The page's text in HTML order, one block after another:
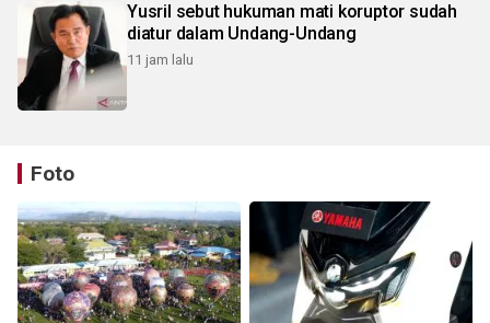
Yusril sebut hukuman mati koruptor sudah
diatur dalam Undang-Undang
11 jam lalu
Foto